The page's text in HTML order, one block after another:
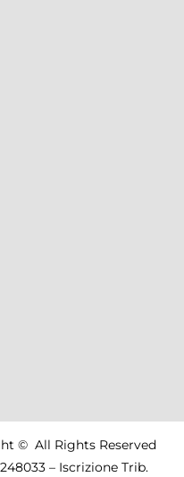
© All Rights Reserved
– Iscrizione Trib.